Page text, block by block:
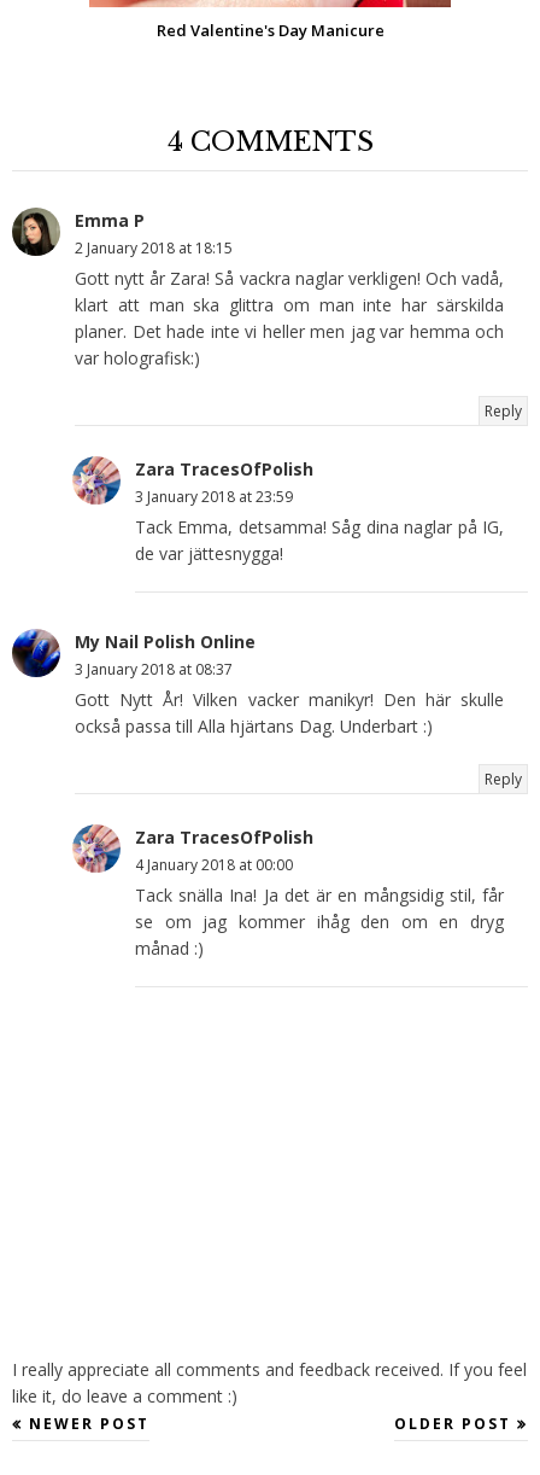
Red Valentine's Day Manicure
4 COMMENTS
Emma P
2 January 2018 at 18:15
Gott nytt år Zara! Så vackra naglar verkligen! Och vadå,
klart att man ska glittra om man inte har särskilda
planer. Det hade inte vi heller men jag var hemma och
var holografisk:)
Reply
Zara TracesOfPolish
3 January 2018 at 23:59
Tack Emma, detsamma! Såg dina naglar på IG,
de var jättesnygga!
My Nail Polish Online
3 January 2018 at 08:37
Gott Nytt År! Vilken vacker manikyr! Den här skulle
också passa till Alla hjärtans Dag. Underbart :)
Reply
Zara TracesOfPolish
4 January 2018 at 00:00
Tack snälla Ina! Ja det är en mångsidig stil, får
se om jag kommer ihåg den om en dryg
månad :)
I really appreciate all comments and feedback received. If you feel
like it, do leave a comment :)
NEWER POST OLDER POST